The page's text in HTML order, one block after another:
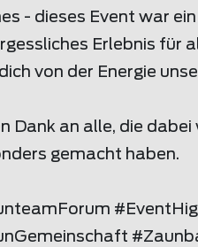
- dieses Event war
Erlebnis für
von der Energie
Dank an alle, die
gemacht haben.